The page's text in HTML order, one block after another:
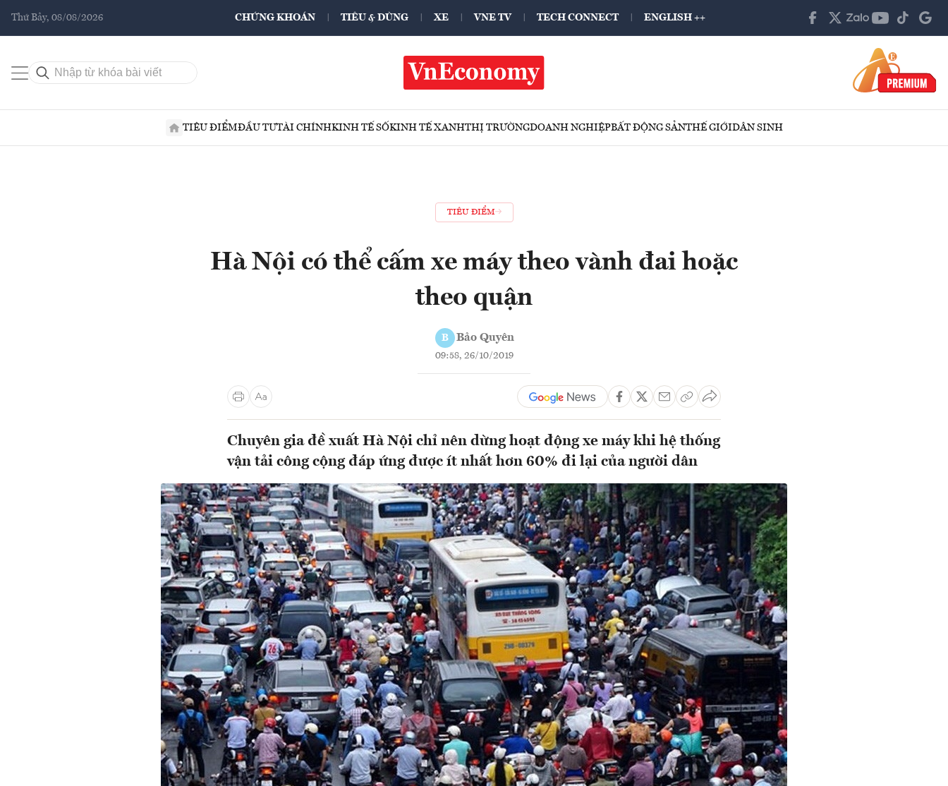
Thứ Bảy, 08/08/2026 CHỨNG KHOÁN TIÊU & DÙNG XE VNE TV TECH CONNECT ENGLISH ++
TIÊU ĐIỂMĐẦU TƯTÀI CHÍNHKINH TẾ SỐKINH TẾ XANHTHỊ TRƯỜNGDOANH NGHIỆPBẤT ĐỘNG SẢNTHẾ GIỚIDÂN SINH
TIÊU ĐIỂM
Hà Nội có thể cấm xe máy theo vành đai hoặc
theo quận
B Bảo Quyên
09:58, 26/10/2019
Chuyên gia đề xuất Hà Nội chỉ nên dừng hoạt động xe máy khi hệ thống
vận tải công cộng đáp ứng được ít nhất hơn 60% đi lại của người dân